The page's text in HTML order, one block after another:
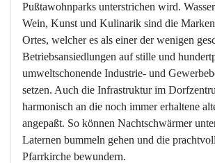
Pußtawohnparks unterstrichen wird.
Wein, Kunst und Kulinarik sind die
Ortes, welcher es als einer der wenigen
Betriebsansiedlungen auf stille und
umweltschonende Industrie- und
setzen. Auch die Infrastruktur im
harmonisch an die noch immer erhaltene
angepaßt. So können Nachtschwärmer
Laternen bummeln gehen und die
Pfarrkirche bewundern.